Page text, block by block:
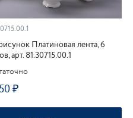
Платиновая лента, 6
арт. 81.30715.00.1